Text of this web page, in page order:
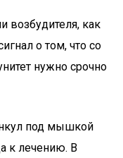
возбудителя, как
о том, что со
нужно срочно
под мышкой
к лечению. В